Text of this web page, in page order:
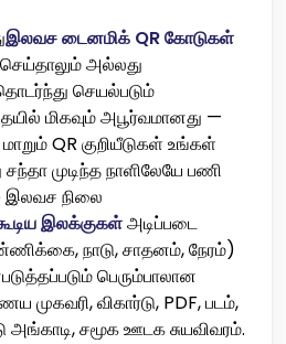
இலவச டைனமிக் QR கோடுகள்
அல்லது
செயல்படும்
மிகவும் அபூர்வமானது —
QR குறியீடுகள் உங்கள்
முடிந்த நாளிலேயே பணி
இலவச நிலை
இலக்குகள்அடிப்படை
நாடு, சாதனம், நேரம்)
பெரும்பாலான
முகவரி, விகார்டு, PDF, படம்,
அங்காடி, சமூக ஊடக சுயவிவரம்.